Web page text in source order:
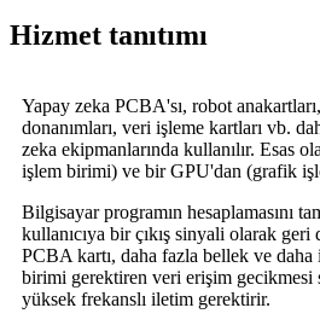
Hizmet tanıtımı
Yapay zeka PCBA'sı, robot
donanımları, veri işleme kartları vb.
zeka ekipmanlarında kullanılır. Esas
işlem birimi) ve bir GPU'dan (grafik
Bilgisayar programın hesaplamasını
kullanıcıya bir çıkış sinyali olarak geri
PCBA kartı, daha fazla bellek ve
birimi gerektiren veri erişim gecikmesi
yüksek frekanslı iletim gerektirir.